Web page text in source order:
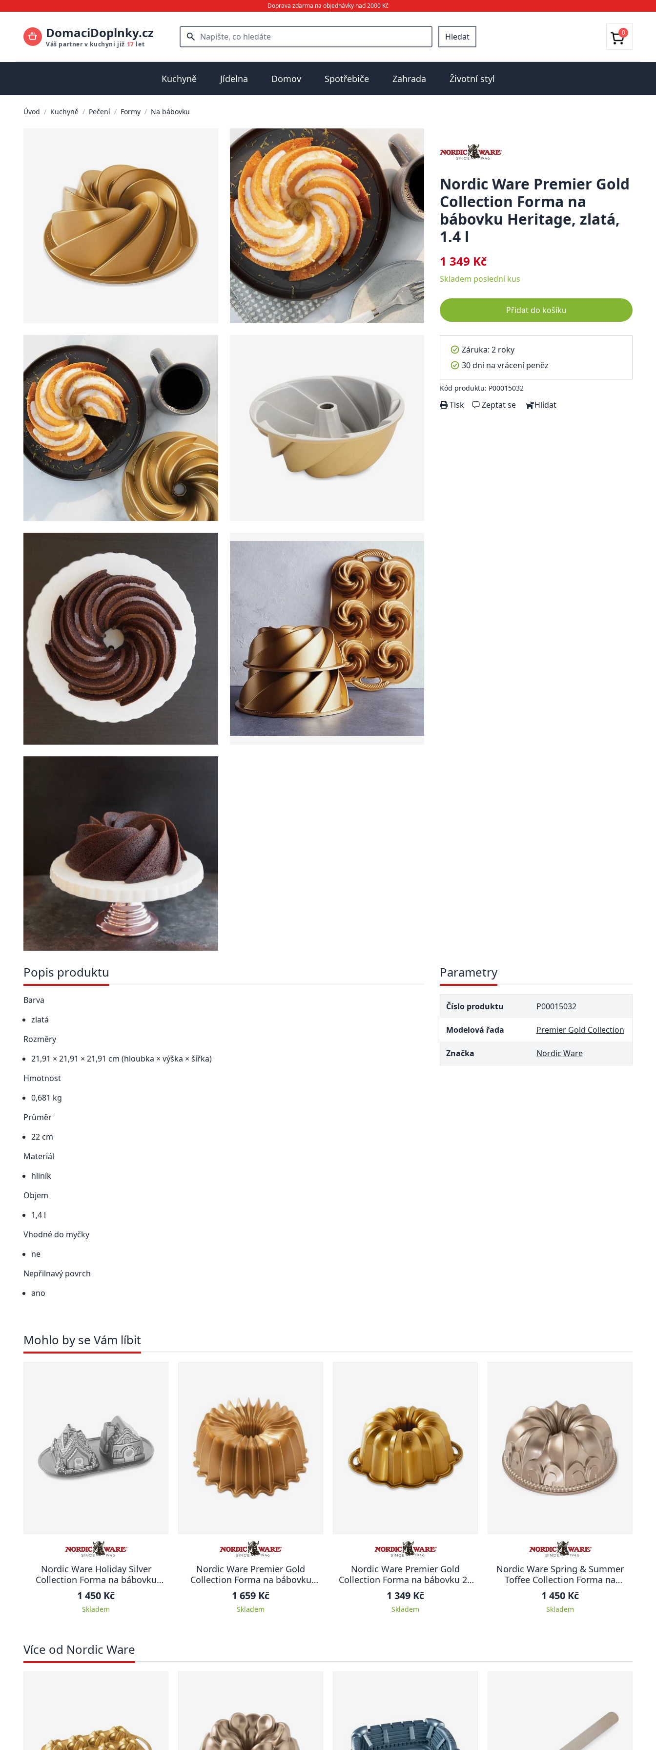
Doprava zdarma na objednávky nad 2000 Kč
DomaciDoplnky.cz
Váš partner v kuchyni již 17 let
Hledat 0
Kuchyně Jídelna Domov Spotřebiče Zahrada Životní styl
Úvod / Kuchyně / Pečení / Formy / Na bábovku
Nordic Ware Premier Gold
Collection Forma na
bábovku Heritage, zlatá,
1.4 l
1 349 Kč
Skladem poslední kus
Přidat do košíku
Záruka: 2 roky
30 dní na vrácení peněz
Kód produktu: P00015032
Tisk Zeptat se Hlídat
Popis produktu
Barva
zlatá
Rozměry
21,91 × 21,91 × 21,91 cm (hloubka × výška × šířka)
Hmotnost
0,681 kg
Průměr
22 cm
Materiál
hliník
Objem
1,4 l
Vhodné do myčky
ne
Nepřilnavý povrch
ano
Parametry
Číslo produktu P00015032
Modelová řada Premier Gold Collection
Značka Nordic Ware
Mohlo by se Vám líbit
Nordic Ware Holiday Silver
Collection Forma na bábovku
DOMEČKY
1 450 Kč
Skladem
Nordic Ware Premier Gold
Collection Forma na bábovku
Brilliance, 26 cm
1 659 Kč
Skladem
Nordic Ware Premier Gold
Collection Forma na bábovku 20
cm ANNIVERSARY
1 349 Kč
Skladem
Nordic Ware Spring & Summer
Toffee Collection Forma na
bábovku 23,5 cm KRÁLOVSKÁ LILIE
1 450 Kč
Skladem
Více od Nordic Ware